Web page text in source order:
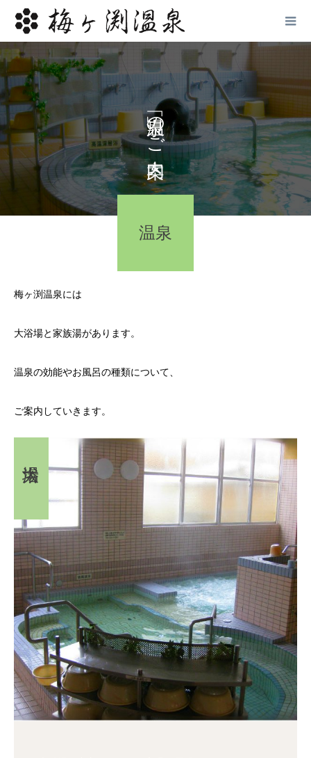
「温泉」のご案内
温泉
梅ヶ渕温泉には
大浴場と家族湯があります。
温泉の効能やお風呂の種類について、
ご案内していきます。